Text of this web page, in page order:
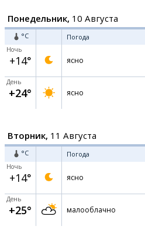
Понедельник, 10 Августа
°C Погода
Ночь
+14° ясно
День
+24° ясно
Вторник, 11 Августа
°C Погода
Ночь
+14° ясно
День
+25° малооблачно